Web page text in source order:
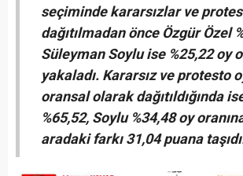
seçiminde kararsızlar ve
dağıtılmadan önce Özgür Özel
Süleyman Soylu ise %25,22 oy
yakaladı. Kararsız ve protesto
oransal olarak dağıtıldığında
%65,52, Soylu %34,48 oy
aradaki farkı 31,04 puana